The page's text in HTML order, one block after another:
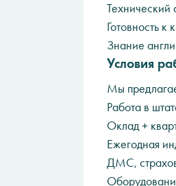
Технический
Готовность
Знание
Условия
Мы
Работа в
Оклад +
Ежегодная
ДМС,